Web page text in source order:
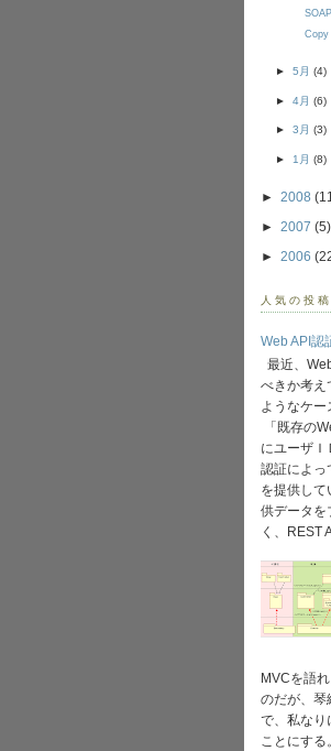
Copy
► 5月 (4)
► 4月 (6)
► 3月 (3)
► 1月 (8)
► 2008
► 2007 (5)
► 2006
人気の投稿
Web API認
最近、
べきか考
ようなケー
「既存の
にユーザＩ
認証によっ
を提供して
供データを
く、REST
MVCを語
のだが、琴
で、私なり
ことにす